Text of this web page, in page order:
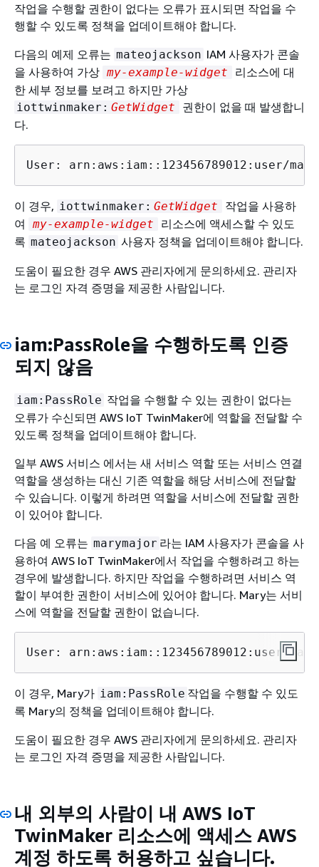
작업을 수행할 권한이 없다는 오류가 표시되면 작업을 수
행할 수 있도록 정책을 업데이트해야 합니다.
다음의 예제 오류는 mateojackson IAM 사용자가 콘솔
을 사용하여 가상 my-example-widget
리소스에 대
한 세부 정보를 보려고 하지만 가상
iottwinmaker: GetWidget
권한이 없을 때 발생합니
다.
User: arn:aws:iam::123456789012:user/
이 경우, iottwinmaker: GetWidget
작업을 사용하
여
my-example-widget
리소스에 액세스할 수 있도
록 mateojackson 사용자 정책을 업데이트해야 합니다.
도움이 필요한 경우 AWS 관리자에게 문의하세요. 관리자
는 로그인 자격 증명을 제공한 사람입니다.
iam:PassRole을 수행하도록 인증
되지 않음
iam:PassRole 작업을 수행할 수 있는 권한이 없다는
오류가 수신되면 AWS IoT TwinMaker에 역할을 전달할 수
있도록 정책을 업데이트해야 합니다.
일부 AWS 서비스 에서는 새 서비스 역할 또는 서비스 연결
역할을 생성하는 대신 기존 역할을 해당 서비스에 전달할
수 있습니다. 이렇게 하려면 역할을 서비스에 전달할 권한
이 있어야 합니다.
다음 예 오류는 marymajor 라는 IAM 사용자가 콘솔을 사
용하여 AWS IoT TwinMaker에서 작업을 수행하려고 하는
경우에 발생합니다. 하지만 작업을 수행하려면 서비스 역
할이 부여한 권한이 서비스에 있어야 합니다. Mary는 서비
스에 역할을 전달할 권한이 없습니다.
User: arn:aws:iam::123456789012:user/
이 경우, Mary가 iam:PassRole 작업을 수행할 수 있도
록 Mary의 정책을 업데이트해야 합니다.
도움이 필요한 경우 AWS 관리자에게 문의하세요. 관리자
는 로그인 자격 증명을 제공한 사람입니다.
내 외부의 사람이 내 AWS IoT
TwinMaker 리소스에 액세스 AWS
계정 하도록 허용하고 싶습니다.